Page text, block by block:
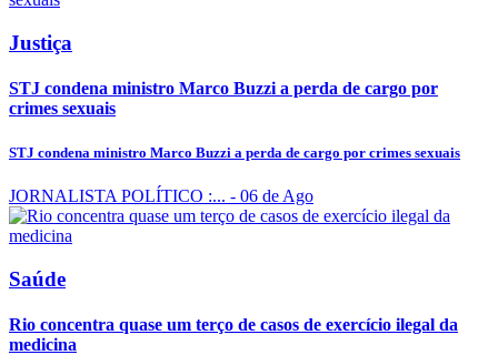
Justiça
STJ condena ministro Marco Buzzi a perda de cargo por
crimes sexuais
STJ condena ministro Marco Buzzi a perda de cargo por crimes sexuais
JORNALISTA POLÍTICO :... - 06 de Ago
Saúde
Rio concentra quase um terço de casos de exercício ilegal da
medicina